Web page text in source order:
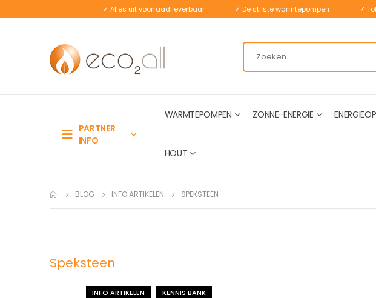
✓ Alles uit voorraad leverbaar ✓ De stilste warmtepompen ✓
PARTNER
INFO
WARMTEPOMPEN ZONNE-ENERGIE
HOUT
BLOG INFO ARTIKELEN SPEKSTEEN
Speksteen
INFO ARTIKELEN KENNIS BANK